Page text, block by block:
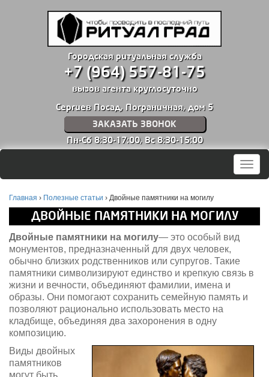
Городская ритуальная служба
+7 (964) 557-81-75
вызов агента круглосуточно
Сергиев Посад, Пограничная, дом 5
ЗАКАЗАТЬ ЗВОНОК
Пн-Сб 8:30-17:00, Вс 8:30-15:00
Меню
Главная › Полезные статьи › Двойные памятники на могилу
ДВОЙНЫЕ ПАМЯТНИКИ НА МОГИЛУ
Двойные памятники на могилу— это особый вид
монументов, предназначенный для двух человек,
обычно близких родственников или супругов. Такие
памятники символизируют единство и крепкую связь в
жизни и вечности, объединяют фамилии, имена и
образы. Они помогают сохранить семейную память и
позволяют рационально использовать место на
кладбище, объединяя два захоронения в одну
композицию.
Виды двойных
памятников
могут быть